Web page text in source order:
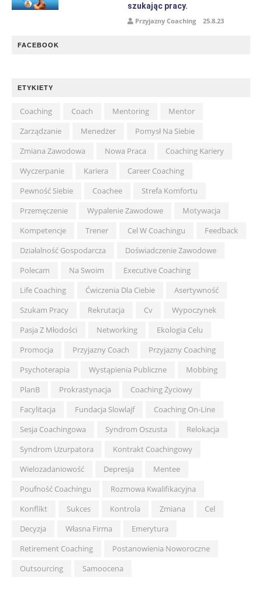
szukając pracy.
Przyjazny Coaching 25.8.23
FACEBOOK
ETYKIETY
Coaching Coach Mentoring
Mentor
Zarządzanie
Menedżer
Pomysł Na Siebie
Zmiana Zawodowa
Nowa Praca
Coaching Kariery
Wyczerpanie
Kariera
Career Coaching
Pewność Siebie
Coachee
Strefa Komfortu
Przemęczenie
Wypalenie Zawodowe
Motywacja
Kompetencje
Trener Cel W Coachingu
Feedback
Działalność Gospodarcza
Doświadczenie Zawodowe
Polecam
Na Swoim
Executive Coaching
Life Coaching
Ćwiczenia Dla Ciebie
Asertywność
Szukam Pracy
Rekrutacja Cv
Wypoczynek
Pasja Z Młodości
Networking
Ekologia Celu
Promocja
Przyjazny Coach
Przyjazny Coaching
Psychoterapia
Wystąpienia Publiczne
Mobbing
PlanB
Prokrastynacja
Coaching Życiowy
Facylitacja
Fundacja Slowlajf
Coaching On-Line
Sesja Coachingowa
Syndrom Oszusta
Relokacja
Syndrom Uzurpatora
Kontrakt Coachingowy
Wielozadaniowość
Depresja
Mentee
Poufność Coachingu
Rozmowa Kwalifikacyjna
Konflikt
Sukces Kontrola Zmiana
Cel
Decyzja
Własna Firma
Emerytura
Retirement Coaching
Postanowienia Noworoczne
Outsourcing
Samoocena